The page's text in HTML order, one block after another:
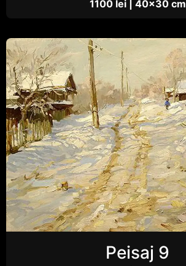
1100 lei | 40×30 cm
Peisaj 9